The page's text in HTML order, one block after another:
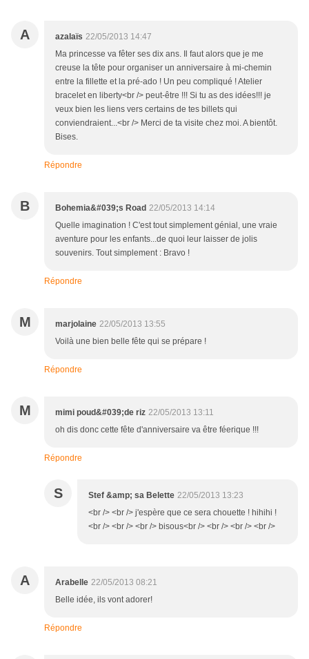
A azalaïs 22/05/2013 14:47
Ma princesse va fêter ses dix ans. Il faut alors que je me
creuse la tête pour organiser un anniversaire à mi-chemin
entre la fillette et la pré-ado ! Un peu compliqué ! Atelier
bracelet en liberty<br /> peut-être !!! Si tu as des idées!!! je
veux bien les liens vers certains de tes billets qui
conviendraient...<br /> Merci de ta visite chez moi. A bientôt.
Bises.
Répondre
B Bohemia&#039;s Road 22/05/2013 14:14
Quelle imagination ! C'est tout simplement génial, une vraie
aventure pour les enfants...de quoi leur laisser de jolis
souvenirs. Tout simplement : Bravo !
Répondre
M marjolaine 22/05/2013 13:55
Voilà une bien belle fête qui se prépare !
Répondre
M mimi poud&#039;de riz 22/05/2013 13:11
oh dis donc cette fête d'anniversaire va être féerique !!!
Répondre
S Stef &amp; sa Belette 22/05/2013 13:23
<br /> <br /> j'espère que ce sera chouette ! hihihi !
<br /> <br /> <br /> bisous<br /> <br /> <br /> <br />
A Arabelle 22/05/2013 08:21
Belle idée, ils vont adorer!
Répondre